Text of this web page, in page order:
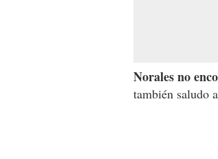
Norales no
también saludo